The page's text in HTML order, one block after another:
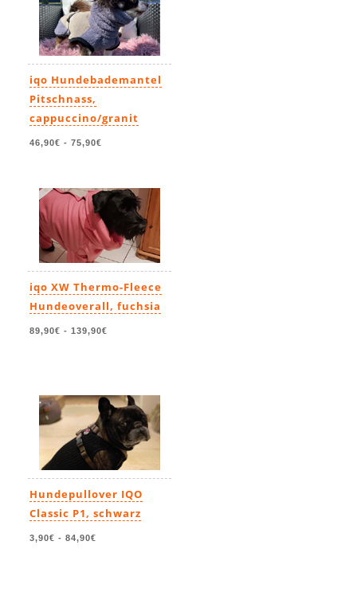
iqo Hundebademantel
Pitschnass,
cappuccino/granit
46,90€ - 75,90€
iqo XW Thermo-Fleece
Hundeoverall, fuchsia
89,90€ - 139,90€
Hundepullover IQO
Classic P1, schwarz
3,90€ - 84,90€